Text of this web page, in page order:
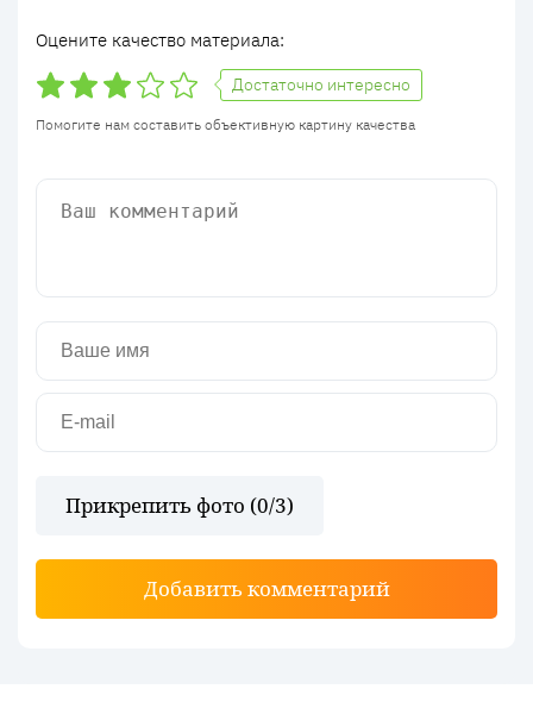
Оцените качество материала:
Достаточно интересно
Помогите нам составить объективную картину качества
Прикрепить фото (0/3)
Добавить комментарий